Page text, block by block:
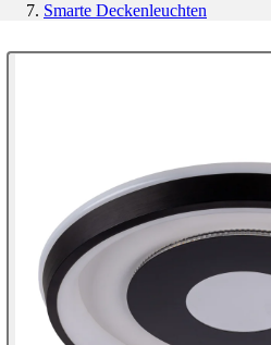
Smarte Deckenleuchten